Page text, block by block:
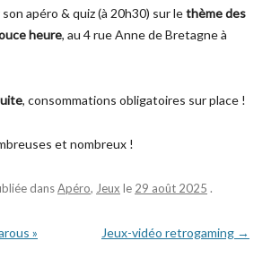
apéro & quiz (à 20h30) sur lethème des
heure, au 4 rue Anne de Bretagne à
, consommations obligatoires sur place !
et nombreux !
dansApéro, Jeux le 29 août 2025 .
» Jeux-vidéo retrogaming →